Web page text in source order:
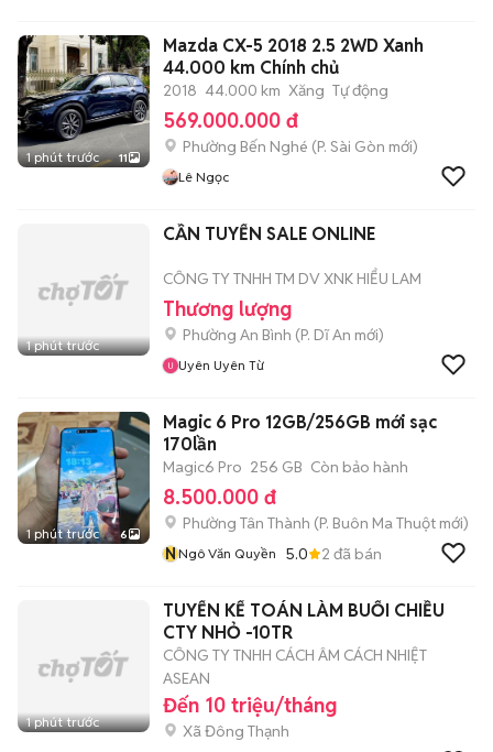
1 phút trước 11
Mazda CX-5 2018 2.5 2WD Xanh
44.000 km Chính chủ
2018 44.000 km Xăng Tự động
569.000.000 đ
Phường Bến Nghé (P. Sài Gòn mới)
Lê Ngọc
1 phút trước
CẦN TUYỂN SALE ONLINE
CÔNG TY TNHH TM DV XNK HIỂU LAM
Thương lượng
Phường An Bình (P. Dĩ An mới)
Uyên Uyên Từ
1 phút trước 6
Magic 6 Pro 12GB/256GB mới sạc
170lần
Magic6 Pro 256 GB Còn bảo hành
8.500.000 đ
Phường Tân Thành (P. Buôn Ma Thuột mới)
NNgô Văn Quyền 5.0 2 đã bán
1 phút trước
TUYỂN KẾ TOÁN LÀM BUỔI CHIỀU
CTY NHỎ -10TR
CÔNG TY TNHH CÁCH ÂM CÁCH NHIỆT
ASEAN
Đến 10 triệu/tháng
Xã Đông Thạnh